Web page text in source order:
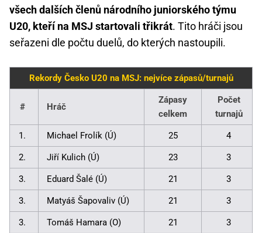
všech dalších členů národního juniorského týmu
U20, kteří na MSJ startovali třikrát. Tito hráči jsou
seřazeni dle počtu duelů, do kterých nastoupili.
Rekordy Česko U20 na MSJ: nejvíce zápasů/turnajů
# Hráč
Zápasy
celkem
Počet
turnajů
1. Michael Frolík (Ú) 25 4
2. Jiří Kulich (Ú) 23 3
3. Eduard Šalé (Ú) 21 3
3. Matyáš Šapovaliv (Ú) 21 3
3. Tomáš Hamara (O) 21 3